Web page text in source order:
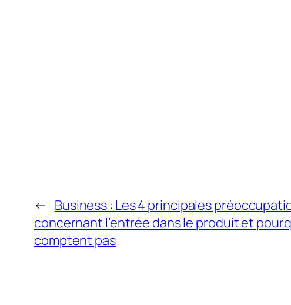
← Business : Les 4 principales
concernant l’entrée dans le produit et
comptent pas